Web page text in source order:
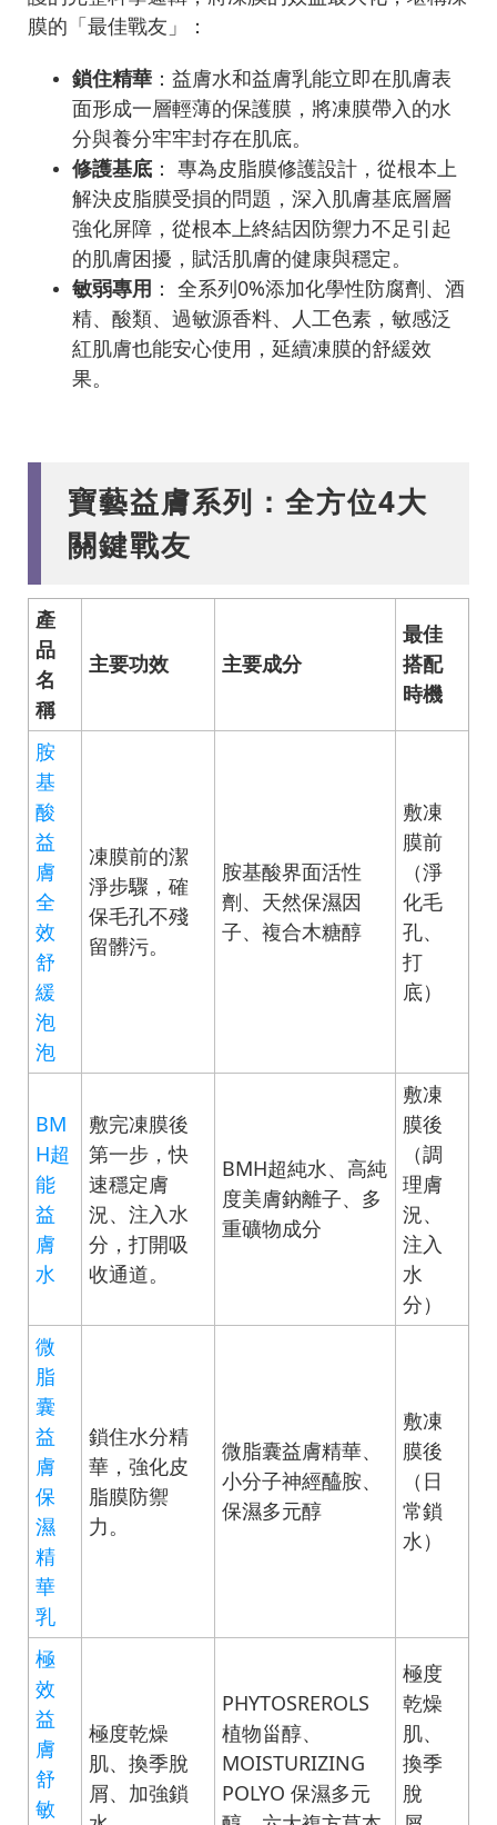
膜的「最佳戰友」：
鎖住精華 ：益膚水和益膚乳能立即在肌膚表
面形成一層輕薄的保護膜，將凍膜帶入的水
分與養分牢牢封存在肌底。
修護基底 ： 專為皮脂膜修護設計，從根本上
解決皮脂膜受損的問題，深入肌膚基底層層
強化屏障，從根本上終結因防禦力不足引起
的肌膚困擾，賦活肌膚的健康與穩定。
敏弱專用 ： 全系列0%添加化學性防腐劑、酒
精、酸類、過敏源香料、人工色素，敏感泛
紅肌膚也能安心使用，延續凍膜的舒緩效
果。
寶藝益膚系列：全方位4大
關鍵戰友
產
品
名
稱
主要功效 主要成分
最佳
搭配
時機
胺
基
酸
益
膚
全
效
舒
緩
泡
泡
凍膜前的潔
淨步驟，確
保毛孔不殘
留髒污。
胺基酸界面活性
劑、天然保濕因
子、複合木糖醇
敷凍
膜前
（淨
化毛
孔、
打
底）
BM
H超
能
益
膚
水
敷完凍膜後
第一步，快
速穩定膚
況、注入水
分，打開吸
收通道。
BMH超純水、高純
度美膚鈉離子、多
重礦物成分
敷凍
膜後
（調
理膚
況、
注入
水
分）
微
脂
囊
益
膚
保
濕
精
華
乳
鎖住水分精
華，強化皮
脂膜防禦
力。
微脂囊益膚精華、
小分子神經醯胺、
保濕多元醇
敷凍
膜後
（日
常鎖
水）
極
效
益
膚
舒
敏
極度乾燥
肌、換季脫
屑、加強鎖
PHYTOSREROLS
植物甾醇、
MOISTURIZING
POLYO 保濕多元
極度
乾燥
肌、
換季
脫